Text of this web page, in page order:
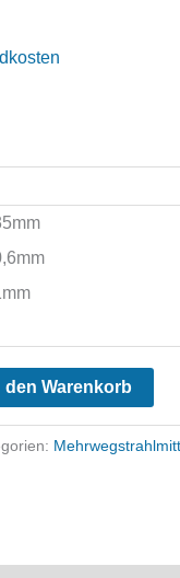
den Warenkorb